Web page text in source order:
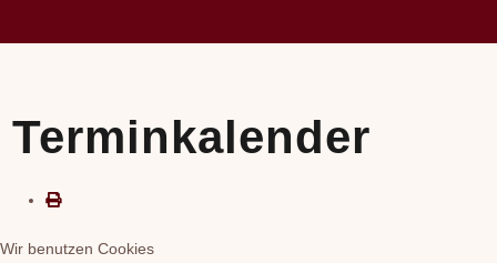
Terminkalender
Wir benutzen Cookies